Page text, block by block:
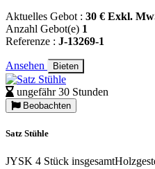
Aktuelles Gebot : 30 € Exkl.
Anzahl Gebot(e) 1
Referenze : J-13269-1
Ansehen Bieten
ungefähr 30 Stunden
Beobachten
Satz Stühle
JYSK 4 Stück